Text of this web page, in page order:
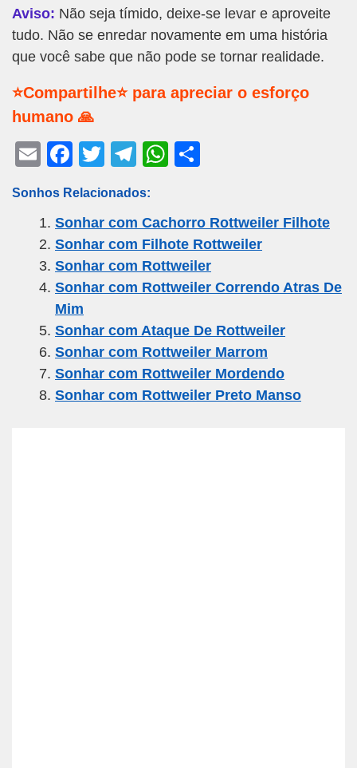
Aviso: Não seja tímido, deixe-se levar e aproveite
tudo. Não se enredar novamente em uma história
que você sabe que não pode se tornar realidade.
⭐Compartilhe⭐ para apreciar o esforço
humano 🙏
E
ail
F
c
e
b
o
o
k
T
tt
er
T
e
gr
a
m
W
s
A
p
e
Sonhos Relacionados:
Sonhar com Cachorro Rottweiler Filhote
Sonhar com Filhote Rottweiler
Sonhar com Rottweiler
Sonhar com Rottweiler Correndo Atras De
Mim
Sonhar com Ataque De Rottweiler
Sonhar com Rottweiler Marrom
Sonhar com Rottweiler Mordendo
Sonhar com Rottweiler Preto Manso